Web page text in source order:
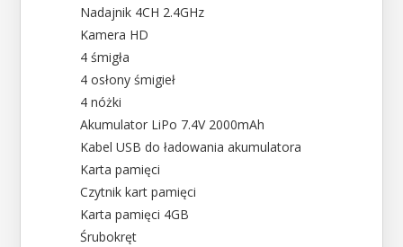
Nadajnik 4CH 2.4GHz
Kamera HD
4 śmigła
4 osłony śmigieł
4 nóżki
Akumulator LiPo 7.4V 2000mAh
Kabel USB do ładowania akumulatora
Karta pamięci
Czytnik kart pamięci
Karta pamięci 4GB
Śrubokręt